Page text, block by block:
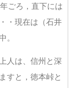
ごろ，直下には
・現在は（石井
。
人は、信州と深
すと，徳本峠と